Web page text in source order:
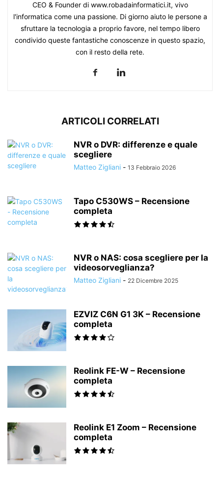
CEO & Founder di www.robadainformatici.it, vivo
l'informatica come una passione. Di giorno aiuto le persone a
sfruttare la tecnologia a proprio favore, nel tempo libero
condivido queste fantastiche conoscenze in questo spazio,
con il resto della rete.
ARTICOLI CORRELATI
NVR o DVR: differenze e quale
scegliere
Matteo Zigliani - 13 Febbraio 2026
Tapo C530WS – Recensione
completa
NVR o NAS: cosa scegliere per la
videosorveglianza?
Matteo Zigliani - 22 Dicembre 2025
EZVIZ C6N G1 3K – Recensione
completa
Reolink FE-W – Recensione
completa
Reolink E1 Zoom – Recensione
completa